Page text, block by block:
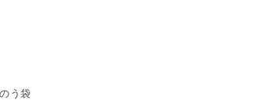
う袋